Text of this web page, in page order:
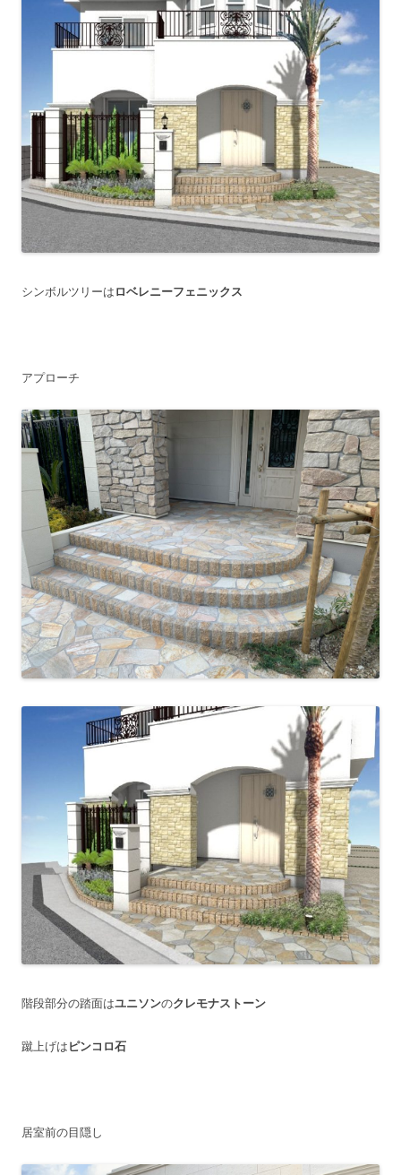
シンボルツリーは ロベレニーフェニックス
アプローチ
階段部分の踏面はユニソンのクレモナストーン
蹴上げは ピンコロ石
居室前の目隠し